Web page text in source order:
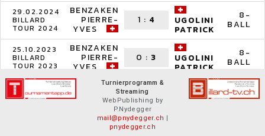
29.02.2024
BILLARD
TOUR 2024
BENZAKEN
PIERRE-
YVES
1 : 4 UGOLINI
PATRICK
8-
BALL
25.10.2023
BILLARD
TOUR 2023
BENZAKEN
PIERRE-
YVES
0 : 3 UGOLINI
PATRICK
8-
BALL
Turnierprogramm &
Streaming
WebPublishing by
P.Nydegger
mail@pnydegger.ch |
pnydegger.ch